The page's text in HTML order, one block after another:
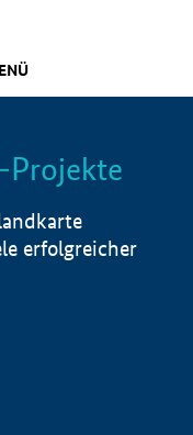
Info
Projekte
erfolgreicher